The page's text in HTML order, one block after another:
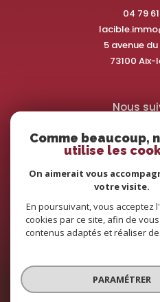
04 79
5 avenue
73100
Nous
© 2026 | Tous droits
Comme beaucoup,
utilise les
On aimerait vous
votre visite.
En poursuivant, vous acceptez
cookies par ce site, afin de
contenus adaptés et réaliser
PARAMÉTRER